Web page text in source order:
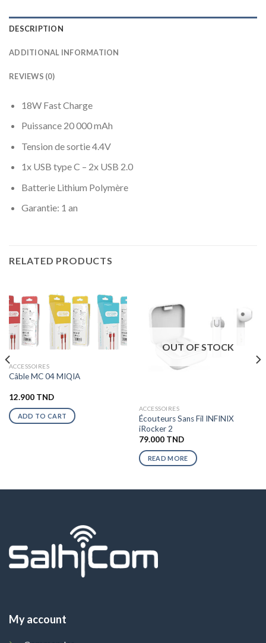
DESCRIPTION
ADDITIONAL INFORMATION
REVIEWS (0)
18W Fast Charge
Puissance 20 000 mAh
Tension de sortie 4.4V
1x USB type C – 2x USB 2.0
Batterie Lithium Polymère
Garantie: 1 an
RELATED PRODUCTS
ACCESSOIRES
Câble MC 04 MIQIA
12.900 TND
ADD TO CART
OUT OF STOCK
ACCESSOIRES
Écouteurs Sans Fil INFINIX
iRocker 2
79.000 TND
READ MORE
My account